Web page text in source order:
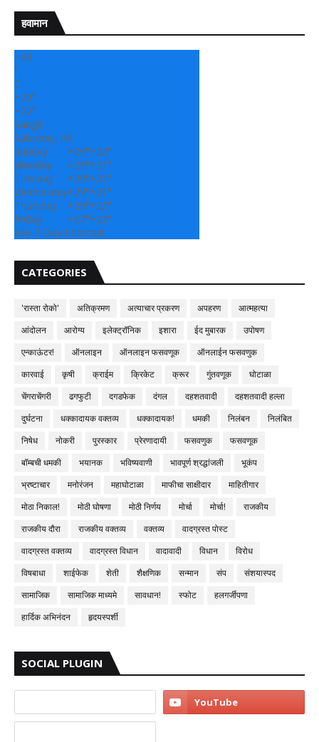
हवामान
+28
°
C
+29°
+22°
Sangli
Saturday, 08
Sunday
+29°+22°
Monday
+29°+21°
Tuesday
+29°+21°
Wednesday+29°+21°
Thursday
+29°+22°
Friday
+27°+22°
See 7-Day Forecast
CATEGORIES
'रास्ता रोको' अतिक्रमण अत्याचार प्रकरण अपहरण
आत्महत्या
आंदोलन
आरोग्य इलेक्ट्रॉनिक इशारा ईद मुबारक
उपोषण
एन्काऊंटर!
ऑनलाइन ऑनलाइन फसवणूक
ऑनलाईन फसवणुक
कारवाई
कृषी क्राईम क्रिकेट क्रूर गुंतवणूक
घोटाळा
चेंगराचेंगरी
ढगफुटी दगडफेक दंगल दहशतवादी
दहशतवादी हल्ला
दुर्घटना
धक्कादायक वक्तव्य धक्कादायक! धमकी निलंबन
निलंबित
निषेध
नोकरी पुरस्कार प्रेरणादायी फसवणुक
फसवणूक
बॉम्बची धमकी
भयानक भविष्यवाणी भावपूर्ण श्रद्धांजली
भूकंप
भ्रष्टाचार
मनोरंजन महाघोटाळा माफीचा साक्षीदार
माहितीगार
मोठा निकाल!
मोठी घोषणा मोठी निर्णय मोर्चा मोर्चा!
राजकीय
राजकीय दौरा
राजकीय वक्तव्य वक्तव्य
वादग्रस्त पोस्ट
वादग्रस्त वक्तव्य
वादग्रस्त विधान वादावादी विधान
विरोध
विषबाधा
शाईफेक शेती शैक्षणिक सन्मान संप
संशयास्पद
सामाजिक
सामाजिक माध्यमे सावधान! स्फोट
हलगर्जीपणा
हार्दिक अभिनंदन
हृदयस्पर्शी
SOCIAL PLUGIN